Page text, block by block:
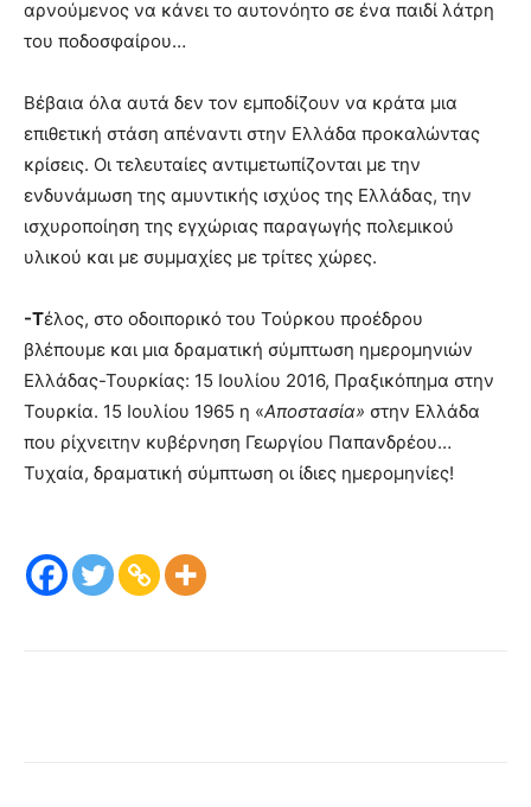
αρνούμενος να κάνει το αυτονόητο σε ένα παιδί λάτρη
του ποδοσφαίρου…
Βέβαια όλα αυτά δεν τον εμποδίζουν να κράτα μια
επιθετική στάση απέναντι στην Ελλάδα προκαλώντας
κρίσεις. Οι τελευταίες αντιμετωπίζονται με την
ενδυνάμωση της αμυντικής ισχύος της Ελλάδας, την
ισχυροποίηση της εγχώριας παραγωγής πολεμικού
υλικού και με συμμαχίες με τρίτες χώρες.
-Τέλος, στο οδοιπορικό του Τούρκου προέδρου
βλέπουμε και μια δραματική σύμπτωση ημερομηνιών
Ελλάδας-Τουρκίας: 15 Ιουλίου 2016, Πραξικόπημα στην
Τουρκία. 15 Ιουλίου 1965 η «Αποστασία» στην Ελλάδα
που ρίχνειτην κυβέρνηση Γεωργίου Παπανδρέου…
Τυχαία, δραματική σύμπτωση οι ίδιες ημερομηνίες!